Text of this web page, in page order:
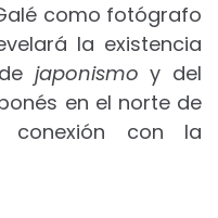
como fotógrafo
la existencia
japonismo y del
en el norte de
conexión con la